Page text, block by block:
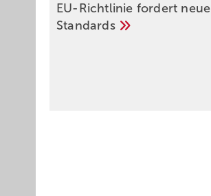
EU-Richtlinie fordert neue
Standards